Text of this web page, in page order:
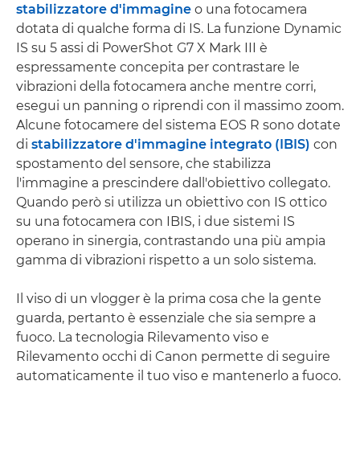
stabilizzatore d'immagine o una fotocamera
dotata di qualche forma di IS. La funzione Dynamic
IS su 5 assi di PowerShot G7 X Mark III è
espressamente concepita per contrastare le
vibrazioni della fotocamera anche mentre corri,
esegui un panning o riprendi con il massimo zoom.
Alcune fotocamere del sistema EOS R sono dotate
di stabilizzatore d'immagine integrato (IBIS) con
spostamento del sensore, che stabilizza
l'immagine a prescindere dall'obiettivo collegato.
Quando però si utilizza un obiettivo con IS ottico
su una fotocamera con IBIS, i due sistemi IS
operano in sinergia, contrastando una più ampia
gamma di vibrazioni rispetto a un solo sistema.
Il viso di un vlogger è la prima cosa che la gente
guarda, pertanto è essenziale che sia sempre a
fuoco. La tecnologia Rilevamento viso e
Rilevamento occhi di Canon permette di seguire
automaticamente il tuo viso e mantenerlo a fuoco.